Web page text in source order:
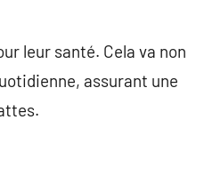
leur santé. Cela va non
assurant une